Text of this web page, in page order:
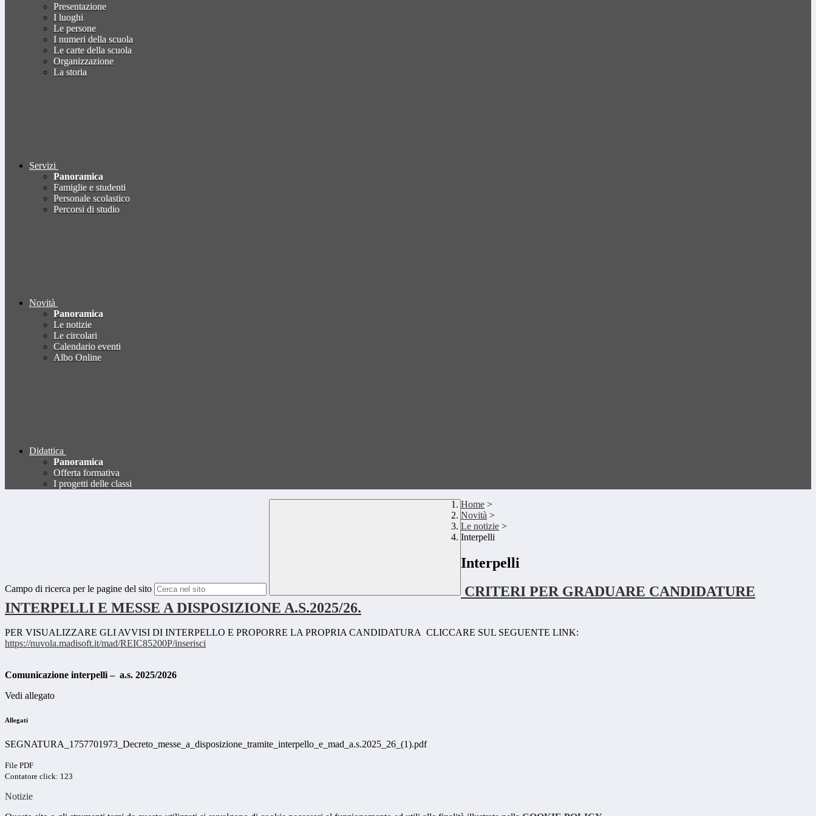
Presentazione
I luoghi
Le persone
I numeri della scuola
Le carte della scuola
Organizzazione
La storia
Servizi
Panoramica
Famiglie e studenti
Personale scolastico
Percorsi di studio
Novità
Panoramica
Le notizie
Le circolari
Calendario eventi
Albo Online
Didattica
Panoramica
Offerta formativa
I progetti delle classi
Campo di ricerca per le pagine del sito
Home >
Novità >
Le notizie >
Interpelli
Interpelli
CRITERI PER GRADUARE CANDIDATURE
INTERPELLI E MESSE A DISPOSIZIONE A.S.2025/26.
PER VISUALIZZARE GLI AVVISI DI INTERPELLO E PROPORRE LA PROPRIA CANDIDATURA CLICCARE SUL SEGUENTE LINK:
https://nuvola.madisoft.it/mad/REIC85200P/inserisci
Comunicazione interpelli – a.s. 2025/2026
Vedi allegato
Allegati
SEGNATURA_1757701973_Decreto_messe_a_disposizione_tramite_interpello_e_mad_a.s.2025_26_(1).pdf
File PDF
Contatore click: 123
Notizie